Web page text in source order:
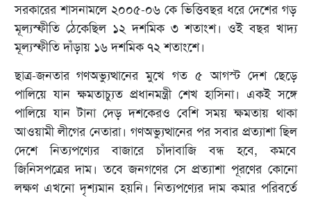
সরকারের শাসনামলে ২০০৫-০৬ কে ভিত্তিবছর ধরে দেশের গড়
মূল্যস্ফীতি ঠেকেছিল ১২ দশমিক ৩ শতাংশ। ওই বছর খাদ্য
মূল্যস্ফীতি দাঁড়ায় ১৬ দশমিক ৭২ শতাংশে।
ছাত্র-জনতার গণঅভ্যুত্থানের মুখে গত ৫ আগস্ট দেশ ছেড়ে
পালিয়ে যান ক্ষমতাচ্যুত প্রধানমন্ত্রী শেখ হাসিনা। একই সঙ্গে
পালিয়ে যান টানা দেড় দশকেরও বেশি সময় ক্ষমতায় থাকা
আওয়ামী লীগের নেতারা। গণঅভ্যুত্থানের পর সবার প্রত্যাশা ছিল
দেশে নিত্যপণ্যের বাজারে চাঁদাবাজি বন্ধ হবে, কমবে
জিনিসপত্রের দাম। তবে জনগণের সে প্রত্যাশা পূরণের কোনো
লক্ষণ এখনো দৃশ্যমান হয়নি। নিত্যপণ্যের দাম কমার পরিবর্তে